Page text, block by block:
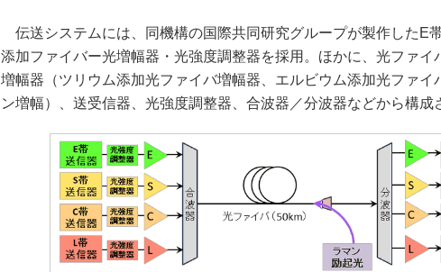
伝送システムには、同機構の国際共同研究グループが製作したE
添加ファイバー光増幅器・光強度調整器を採用。ほかに、光ファイ
増幅器（ツリウム添加光ファイバ増幅器、エルビウム添加光ファイ
ン増幅）、送受信器、光強度調整器、合波器／分波器などから構成